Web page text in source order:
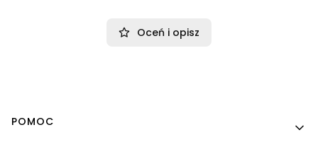
Oceń i opisz
Linki w stopce
POMOC